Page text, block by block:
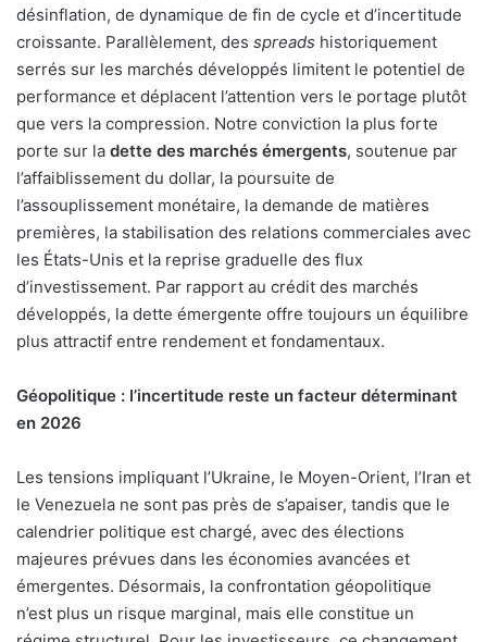
désinflation, de dynamique de fin de cycle et d’incertitude
croissante. Parallèlement, des spreads historiquement
serrés sur les marchés développés limitent le potentiel de
performance et déplacent l’attention vers le portage plutôt
que vers la compression. Notre conviction la plus forte
porte sur la dette des marchés émergents, soutenue par
l’affaiblissement du dollar, la poursuite de
l’assouplissement monétaire, la demande de matières
premières, la stabilisation des relations commerciales avec
les États-Unis et la reprise graduelle des flux
d’investissement. Par rapport au crédit des marchés
développés, la dette émergente offre toujours un équilibre
plus attractif entre rendement et fondamentaux.
Géopolitique : l’incertitude reste un facteur déterminant
en 2026
Les tensions impliquant l’Ukraine, le Moyen-Orient, l’Iran et
le Venezuela ne sont pas près de s’apaiser, tandis que le
calendrier politique est chargé, avec des élections
majeures prévues dans les économies avancées et
émergentes. Désormais, la confrontation géopolitique
n’est plus un risque marginal, mais elle constitue un